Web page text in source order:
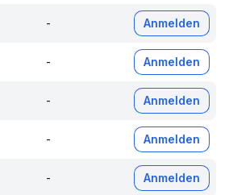
- Anmelden
- Anmelden
- Anmelden
- Anmelden
- Anmelden